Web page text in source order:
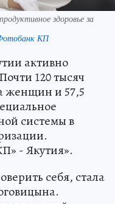
здоровье за
КП
активно
120 тысяч
женщин и 57,5
системы в
- Якутия».
себя, стала